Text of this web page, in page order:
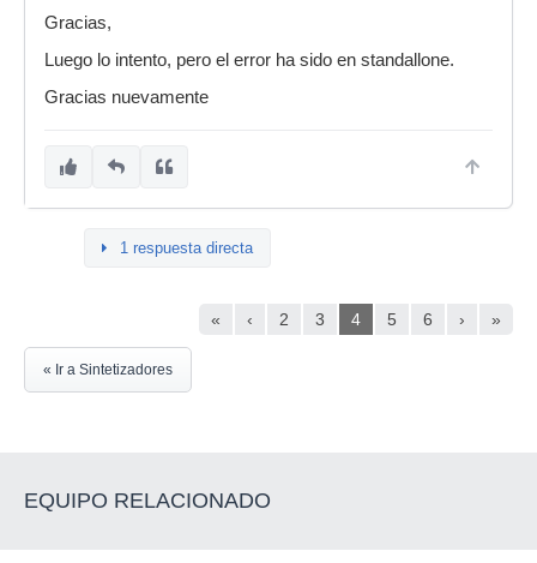
Gracias,
Luego lo intento, pero el error ha sido en standallone.
Gracias nuevamente
1 respuesta directa
« ‹ 2 3 4 5 6 › »
« Ir a Sintetizadores
EQUIPO RELACIONADO